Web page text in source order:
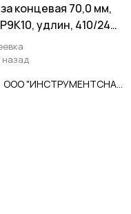
концевая 70,0 мм,
удлин, 410/240
КМ5, СССР.
назад